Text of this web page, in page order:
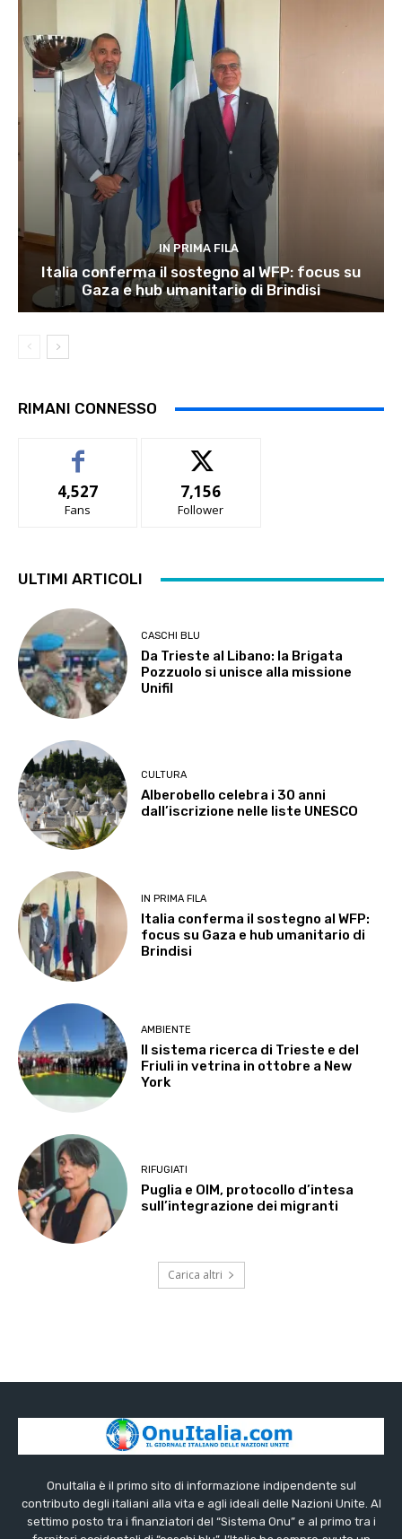
IN PRIMA FILA
Italia conferma il sostegno al WFP: focus su
Gaza e hub umanitario di Brindisi
RIMANI CONNESSO
4,527
Fans
7,156
Follower
ULTIMI ARTICOLI
CASCHI BLU
Da Trieste al Libano: la Brigata
Pozzuolo si unisce alla missione
Unifil
CULTURA
Alberobello celebra i 30 anni
dall’iscrizione nelle liste UNESCO
IN PRIMA FILA
Italia conferma il sostegno al WFP:
focus su Gaza e hub umanitario di
Brindisi
AMBIENTE
Il sistema ricerca di Trieste e del
Friuli in vetrina in ottobre a New
York
RIFUGIATI
Puglia e OIM, protocollo d’intesa
sull’integrazione dei migranti
Carica altri
OnuItalia è il primo sito di informazione indipendente sul
contributo degli italiani alla vita e agli ideali delle Nazioni Unite. Al
settimo posto tra i finanziatori del “Sistema Onu” e al primo tra i